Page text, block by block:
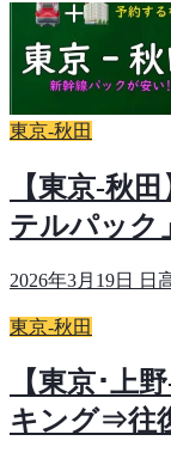
東京-秋田
【東京-秋
テルパック
2026年3月19日 日
東京-秋田
【東京･上
キング⇒往